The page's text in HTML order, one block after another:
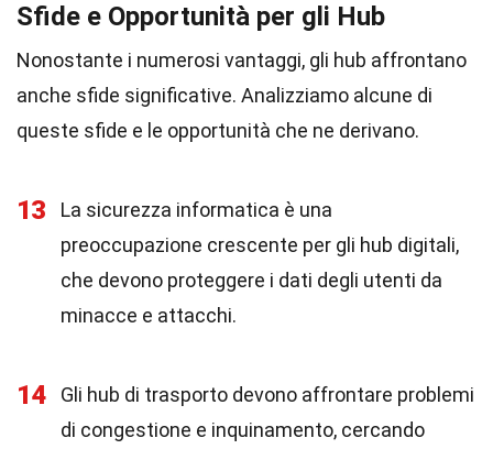
Sfide e Opportunità per gli Hub
Nonostante i numerosi vantaggi, gli hub affrontano
anche sfide significative. Analizziamo alcune di
queste sfide e le opportunità che ne derivano.
13
La sicurezza informatica è una
preoccupazione crescente per gli hub digitali,
che devono proteggere i dati degli utenti da
minacce e attacchi.
14
Gli hub di trasporto devono affrontare problemi
di congestione e inquinamento, cercando